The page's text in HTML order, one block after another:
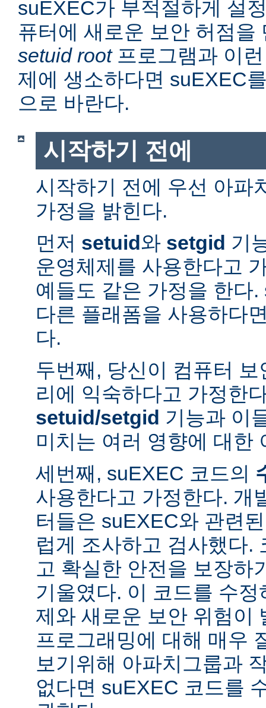
suEXEC가 부적절하게 설
퓨터에 새로운 보안 허점을
setuid root프로그램과 이
제에 생소하다면 suEXEC
으로 바란다.
시작하기 전에
시작하기 전에 우선 아파
가정을 밝힌다.
먼저 setuid와 setgid 기
운영체제를 사용한다고
예들도 같은 가정을 한다
다른 플래폼을 사용하다
다.
두번째, 당신이 컴퓨터
리에 익숙하다고 가정한
setuid/setgid 기능과 이
미치는 여러 영향에 대한
세번째, suEXEC 코드의
사용한다고 가정한다. 개
터들은 suEXEC와 관련
럽게 조사하고 검사했다.
고 확실한 안전을 보장하
기울였다. 이 코드를 수
제와 새로운 보안 위험이
프로그래밍에 대해 매우
보기위해 아파치그룹과
없다면 suEXEC 코드를